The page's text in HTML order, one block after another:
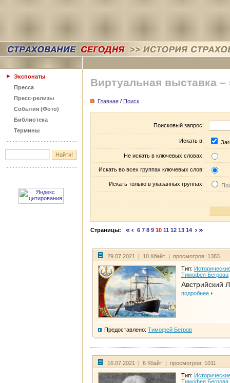
Экспонаты
Пресса
Пресс-релизы
События (Фото)
Библиотека
Термины
Виртуальная выставка –
Главная / Поиск
Поисковый запрос:
Искать в:
Не искать в ключевых словах:
Искать во всех группах ключевых слов:
Искать только в указанных группах:
Страницы: 6 7 8 9 10 11 12 13 14
29.07.2021 | 10 Кбайт | просмотров: 1383
Тип:
Тимофея Бегрова
Австрийский
подробнее
Предоставлено: Тимофей Бегров
16.07.2021 | 6 Кбайт | просмотров: 1011
Тип:
Тимофея Бегрова